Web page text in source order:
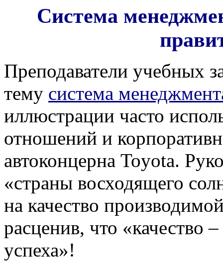
Система
Преподаватели учебных
тему система
иллюстрации часто
отношений и
автоконцерна Toyota.
«страны восходящего
на качество
расценив, что «качество
успеха»!